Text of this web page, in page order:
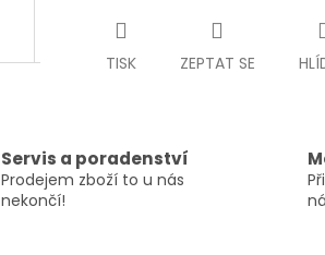
TISK ZEPTAT SE
Servis a poradenství
Prodejem zboží to u nás
nekončí!